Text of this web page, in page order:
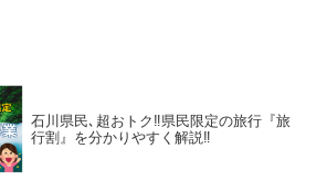
石川県民､超おトク‼県民限定の旅行『旅
行割』を分かりやすく解説‼